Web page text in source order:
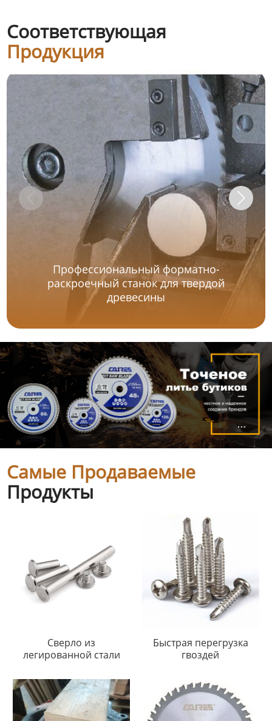
Соответствующая
Продукция
Профессиональный форматно-
раскроечный станок для твердой
древесины
Самые Продаваемые
Продукты
Сверло из
легированной стали
Быстрая перегрузка
гвоздей